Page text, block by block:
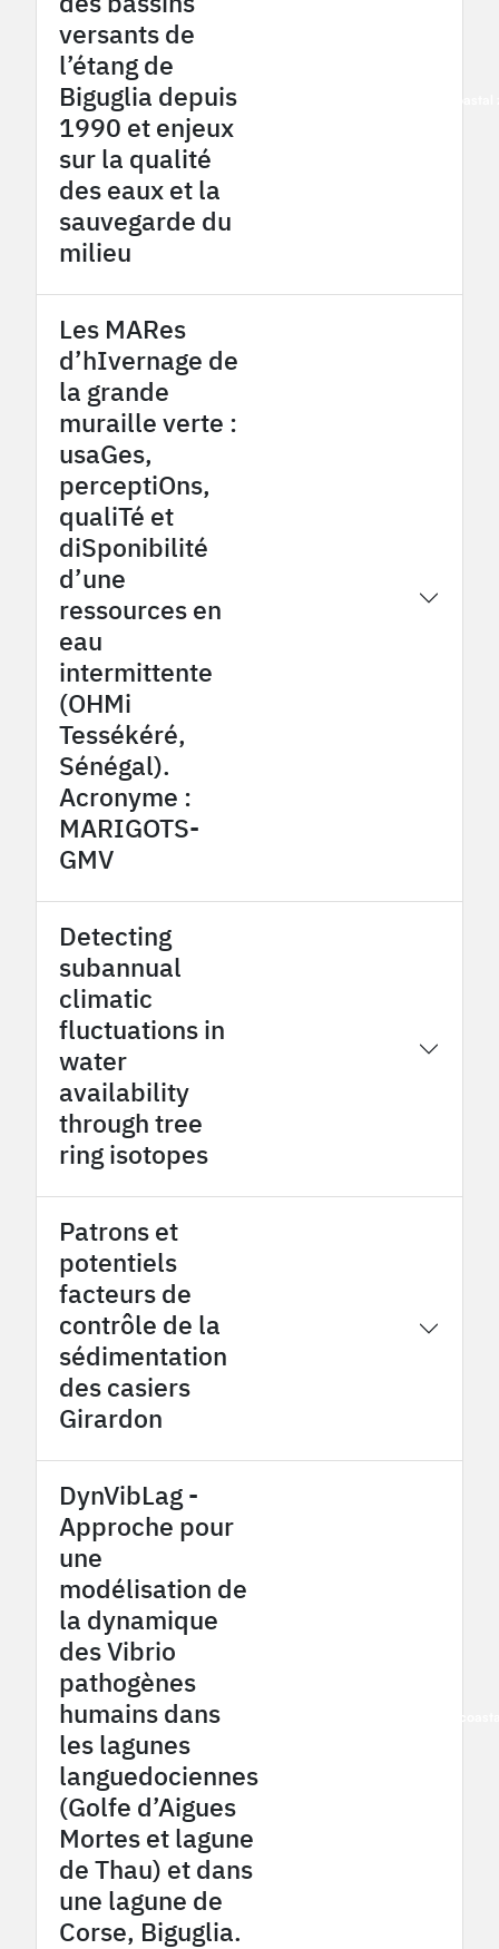
versants de
l’étang de
Biguglia depuis
1990 et enjeux
sur la qualité
des eaux et la
sauvegarde du
milieu
Les MARes
d’hIvernage de
la grande
muraille verte :
usaGes,
perceptiOns,
qualiTé et
diSponibilité
d’une
ressources en
eau
intermittente
(OHMi
Tessékéré,
Sénégal).
Acronyme :
MARIGOTS-
GMV
Detecting
subannual
climatic
fluctuations in
water
availability
through tree
ring isotopes
Patrons et
potentiels
facteurs de
contrôle de la
sédimentation
des casiers
Girardon
DynVibLag -
Approche pour
une
modélisation de
la dynamique
des Vibrio
pathogènes
humains dans
les lagunes
languedociennes
(Golfe d’Aigues
Mortes et lagune
de Thau) et dans
une lagune de
Corse, Biguglia.
French Mediterranean